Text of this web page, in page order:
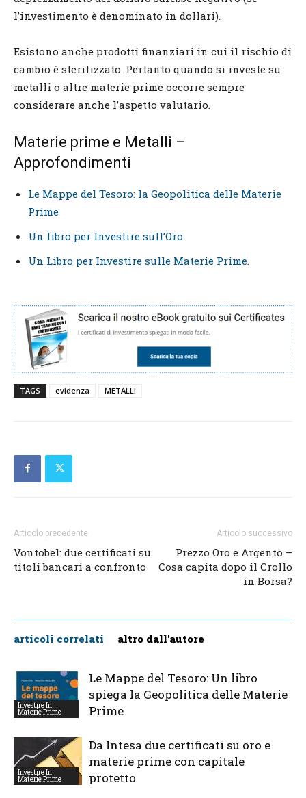
l’investimento è denominato in dollari).
Esistono anche prodotti finanziari in cui il rischio di
cambio è sterilizzato. Pertanto quando si investe su
metalli o altre materie prime occorre sempre
considerare anche l’aspetto valutario.
Materie prime e Metalli –
Approfondimenti
Le Mappe del Tesoro: la Geopolitica delle Materie
Prime
Un libro per Investire sull’Oro
Un Libro per Investire sulle Materie Prime.
TAGS evidenza METALLI
Articolo precedente
Vontobel: due certificati su
titoli bancari a confronto
Articolo successivo
Prezzo Oro e Argento –
Cosa capita dopo il Crollo
in Borsa?
articoli correlati altro dall'autore
Investire In
Materie Prime
Le Mappe del Tesoro: Un libro
spiega la Geopolitica delle Materie
Prime
Investire In
Materie Prime
Da Intesa due certificati su oro e
materie prime con capitale
protetto